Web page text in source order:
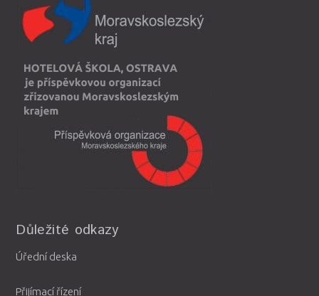
Důležité odkazy
Úřední deska
Přijímací řízení